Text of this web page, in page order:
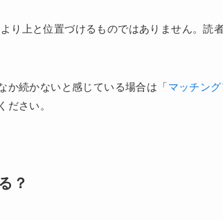
り上と位置づけるものではありません。読
か続かないと感じている場合は「マッチン
ださい。
？